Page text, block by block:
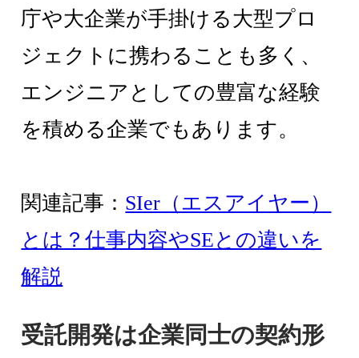
庁や大企業が手掛ける大型プロ
ジェクトに携わることも多く、
エンジニアとしての豊富な経験
を積める企業でもあります。
関連記事： SIer（エスアイヤー）
とは？仕事内容やSEとの違いを
解説
受託開発は企業同士の契約形